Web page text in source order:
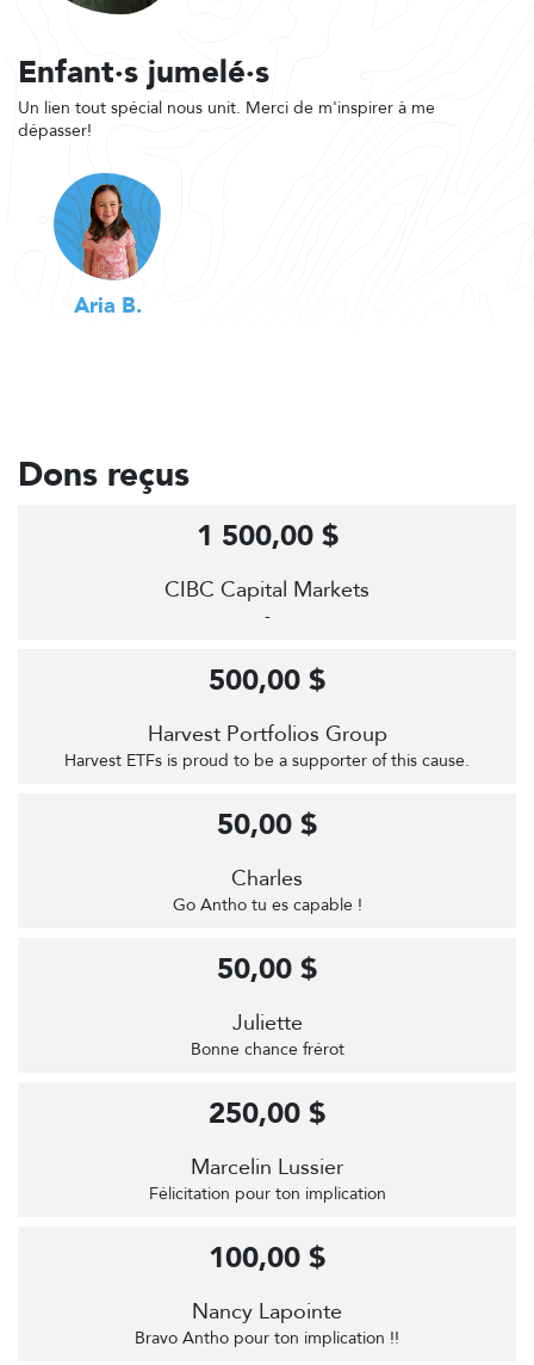
Enfant·s jumelé·s
Un lien tout spécial nous unit. Merci de m'inspirer à me
dépasser!
Aria B.
Dons reçus
CIBC Capital Markets
-
1 500,00 $
Harvest Portfolios Group
Harvest ETFs is proud to be a supporter of this cause.
500,00 $
Charles
Go Antho tu es capable !
50,00 $
Juliette
Bonne chance frérot
50,00 $
Marcelin Lussier
Félicitation pour ton implication
250,00 $
Nancy Lapointe
Bravo Antho pour ton implication !!
100,00 $